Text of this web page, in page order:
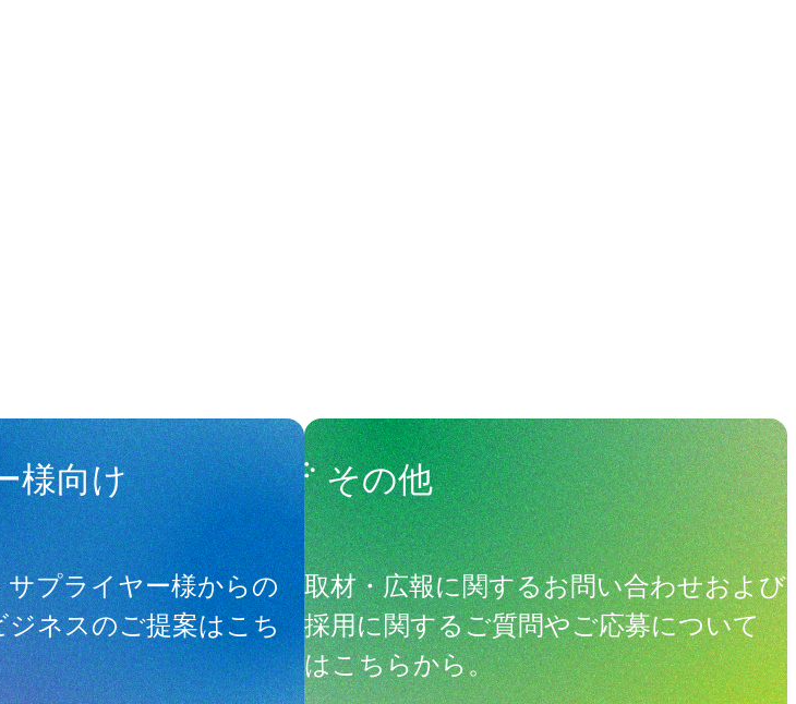
様向け
サプライヤー様からの
ジネスのご提案はこち
その他
取材・広報に関するお問い合わせおよび
採用に関するご質問やご応募について
はこちらから。